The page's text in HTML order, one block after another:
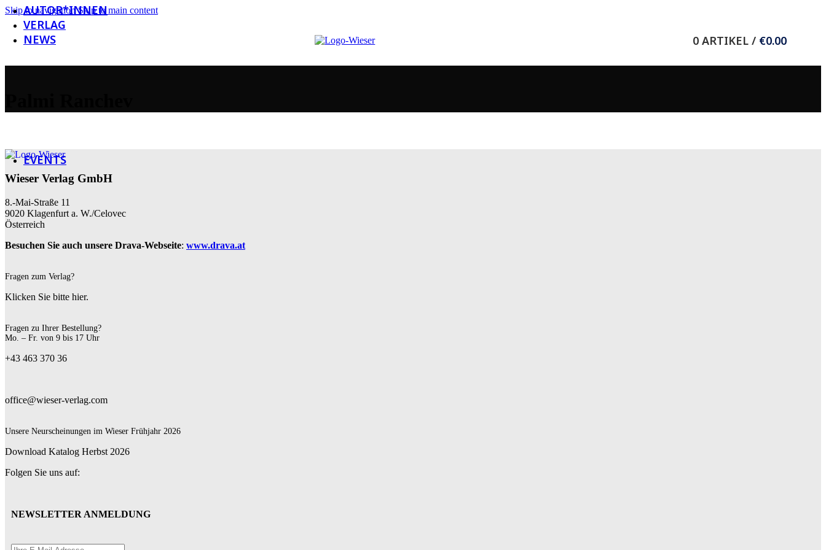
Skip to navigationSkip to main content
AUTOR*INNEN
VERLAG
NEWS
EVENTS
0 ARTIKEL / €0.00
Wieser Verlag GmbH
8.-Mai-Straße 11
9020 Klagenfurt a. W./Celovec
Österreich
Besuchen Sie auch unsere Drava-Webseite: www.drava.at
Fragen zum Verlag?
Klicken Sie bitte hier.
Fragen zu Ihrer Bestellung?
Mo. – Fr. von 9 bis 17 Uhr
+43 463 370 36
office@wieser-verlag.com
Unsere Neurscheinungen im Wieser Frühjahr 2026
Download Katalog Herbst 2026
Folgen Sie uns auf:
NEWSLETTER ANMELDUNG